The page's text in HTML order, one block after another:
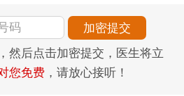
然后点击加密提交，医生将立
您免费 ，请放心接听！